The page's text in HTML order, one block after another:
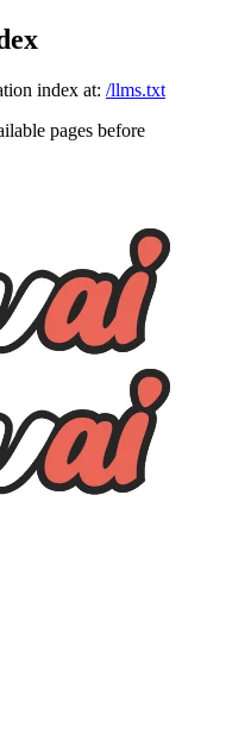
index at: /llms.txt
pages before